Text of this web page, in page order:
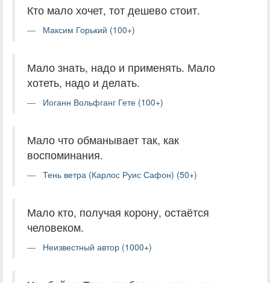
Кто мало хочет, тот дешево стоит.
Максим Горький (100+)
Мало знать, надо и применять. Мало
хотеть, надо и делать.
Иоганн Вольфганг Гете (100+)
Мало что обманывает так, как
воспоминания.
Тень ветра (Карлос Руис Сафон) (50+)
Мало кто, получая корону, остаётся
человеком.
Неизвестный автор (1000+)